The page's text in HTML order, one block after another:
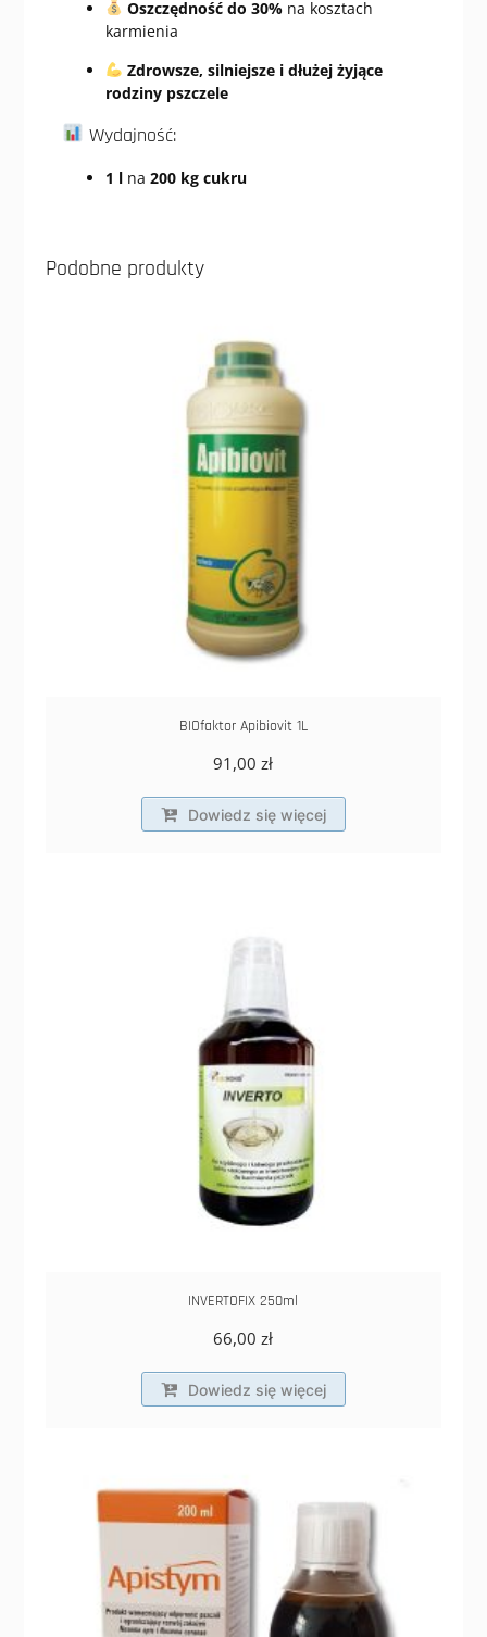
Oszczędność do 30%na kosztach
karmienia
Zdrowsze, silniejsze i dłużej żyjące
rodziny pszczele
Wydajność:
1 lna 200 kg cukru
Podobne produkty
BIOfaktor Apibiovit 1L
91,00zł
Dowiedz się więcej
INVERTOFIX 250ml
66,00zł
Dowiedz się więcej